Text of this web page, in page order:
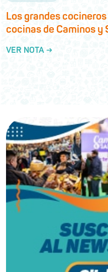
Los grandes
cocinas de Caminos y
VER NOTA →